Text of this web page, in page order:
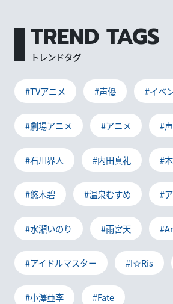
TREND TAGS
トレンドタグ
#TVアニメ #声優 #イベ
#劇場アニメ #アニメ #
#石川界人 #内田真礼 #
#悠木碧 #温泉むすめ #
#水瀬いのり #雨宮天
#アイドルマスター #I☆Ris
#小澤亜李 #Fate